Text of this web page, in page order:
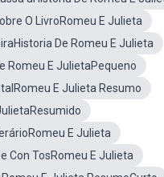
O LivroRomeu E Julieta
De Romeu E Julieta
Romeu E JulietaPequeno
E Julieta Resumo
E Julieta
Con TosRomeu E Julieta